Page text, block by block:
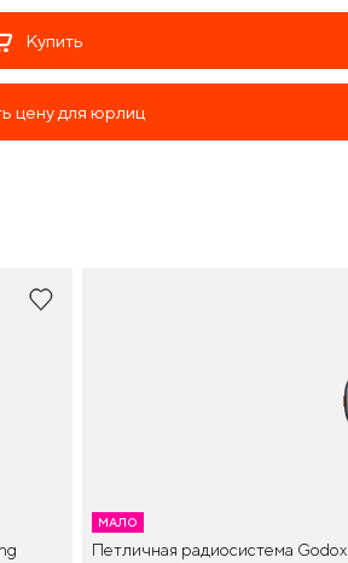
Купить
цену для юрлиц
МАЛО
Петличная радиосистема